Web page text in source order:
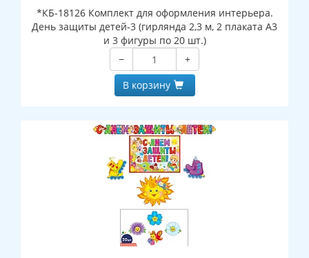
*КБ-18126 Комплект для оформления интерьера.
День защиты детей-3 (гирлянда 2,3 м, 2 плаката А3
и 3 фигуры по 20 шт.)
−
+
В корзину